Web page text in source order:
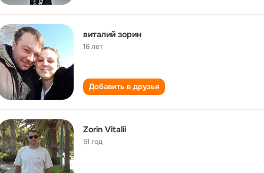
виталий зорин
16 лет
Добавить в друзья
Zorin Vitalii
51 год